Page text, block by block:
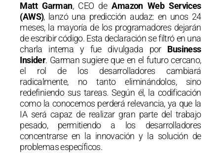
Matt Garman, CEO deAmazon Web Services
(AWS), lanzó una predicción audaz: en unos 24
meses, la mayoría de los programadores dejarán
de escribir código. Esta declaración se filtró en una
charla interna y fue divulgada por Business
Insider. Garman sugiere que en el futuro cercano,
el rol de los desarrolladores cambiará
radicalmente, no tanto eliminándolos, sino
redefiniendo sus tareas. Según él, la codificación
como la conocemos perderá relevancia, ya que la
IA será capaz de realizar gran parte del trabajo
pesado, permitiendo a los desarrolladores
concentrarse en la innovación y la solución de
problemas específicos.